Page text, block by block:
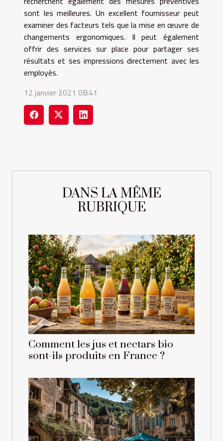
sont les meilleures. Un excellent fournisseur peut
examiner des facteurs tels que la mise en œuvre de
changements ergonomiques. Il peut également
offrir des services sur place pour partager ses
résultats et ses impressions directement avec les
employés.
12 janvier 2021 08:41
DANS LA MÊME
RUBRIQUE
Comment les jus et nectars bio
sont-ils produits en France ?